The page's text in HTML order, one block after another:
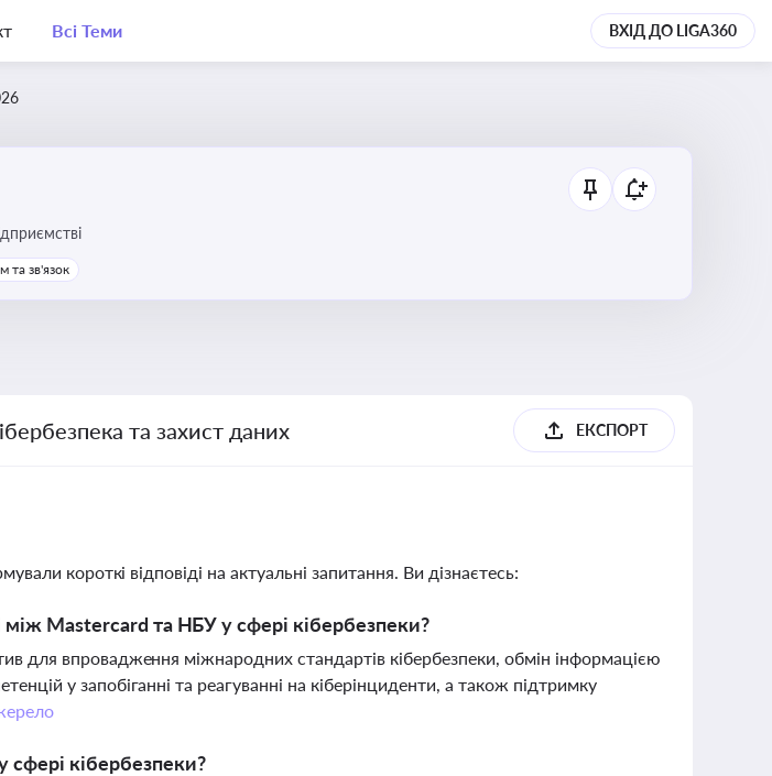
Всі Теми ВХІД ДО LIGA360
та зв'язок
та захист даних ЕКСПОРТ
короткі відповіді на актуальні запитання. Ви дізнаєтесь:
між Mastercard та НБУ у сфері кібербезпеки?
для впровадження міжнародних стандартів кібербезпеки, обмін інформацією
у запобіганні та реагуванні на кіберінциденти, а також підтримку
сфері кібербезпеки?